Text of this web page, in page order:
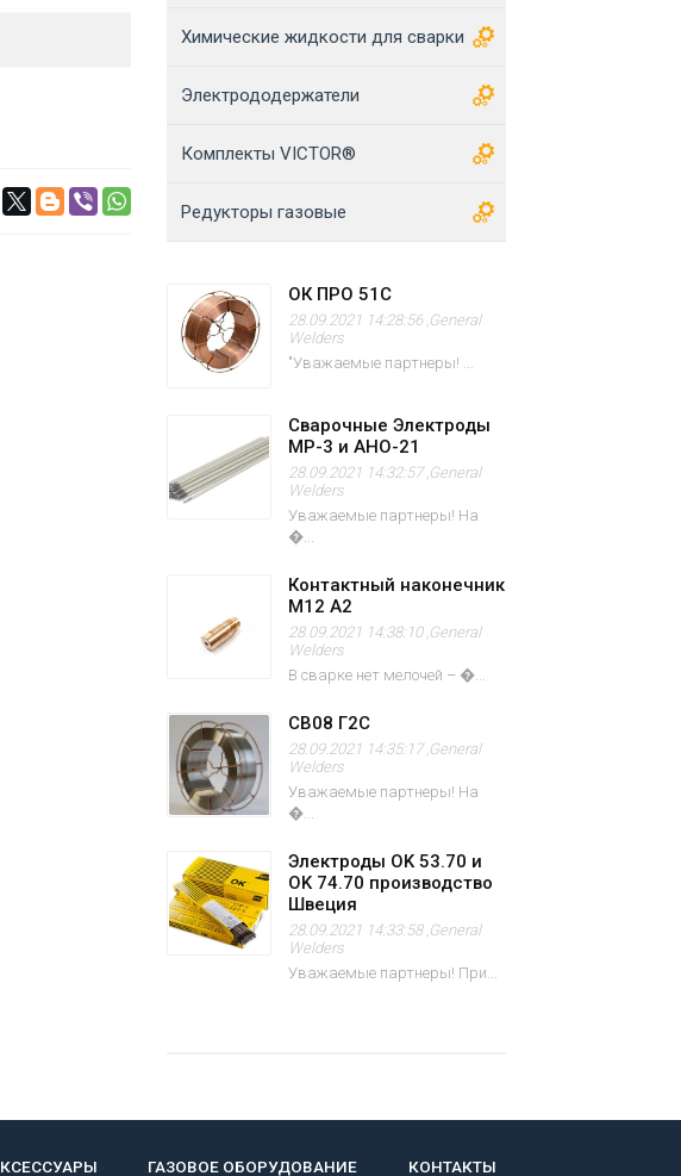
Химические жидкости для сварки
Электрододержатели
Комплекты VICTOR®
Редукторы газовые
ОК ПРО 51С
28.09.2021 14:28:56 ,General
Welders
"Уважаемые партнеры! ...
Сварочные Электроды
МР-3 и АНО-21
28.09.2021 14:32:57 ,General
Welders
Уважаемые партнеры! На
�...
Контактный наконечник
M12 А2
28.09.2021 14:38:10 ,General
Welders
В сварке нет мелочей – �...
СВ08 Г2С
28.09.2021 14:35:17 ,General
Welders
Уважаемые партнеры! На
�...
Электроды OK 53.70 и
OK 74.70 производство
Швеция
28.09.2021 14:33:58 ,General
Welders
Уважаемые партнеры! При...
ГАЗОВОЕ ОБОРУДОВАНИЕ КОНТАКТЫ